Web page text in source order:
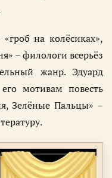
на колёсиках»,
– филологи всерьёз
жанр. Эдуард
мотивам повесть
Зелёные Пальцы» –